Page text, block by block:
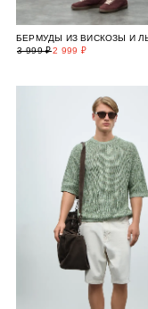
БЕРМУДЫ ИЗ ВИСКОЗЫ И
2 999 ₽
3 999 ₽